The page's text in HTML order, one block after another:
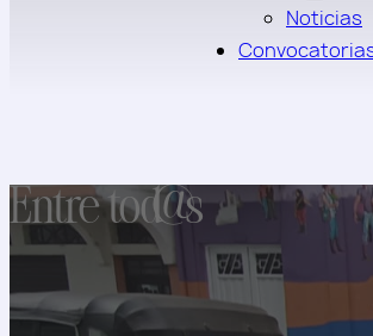
Noticias
Entre tod@s